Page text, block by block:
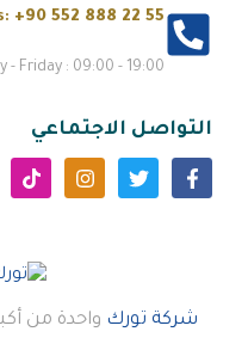
+90 552 888 22 55
- Friday : 09:00 - 19:00
التواصل الاجتماعي
شركة تورك واحدة من